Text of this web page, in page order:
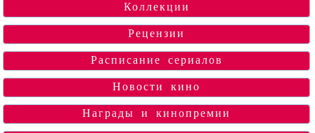
Коллекции
Рецензии
Расписание сериалов
Новости кино
Награды и кинопремии